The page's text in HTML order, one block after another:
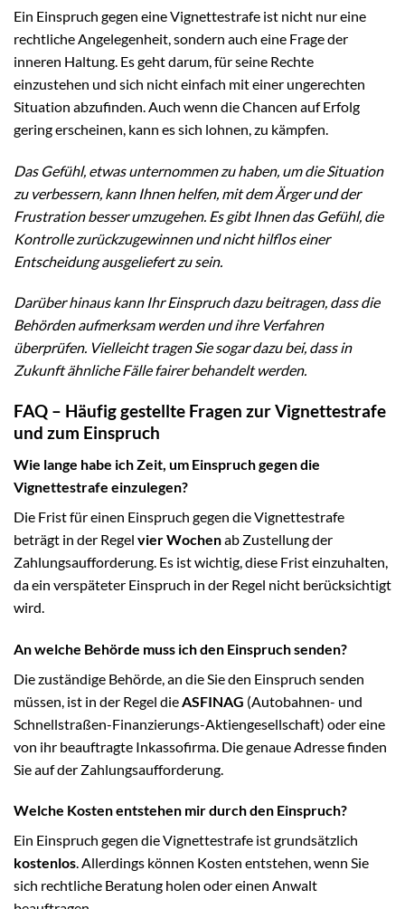
Ein Einspruch gegen eine Vignettestrafe ist nicht nur eine
rechtliche Angelegenheit, sondern auch eine Frage der
inneren Haltung. Es geht darum, für seine Rechte
einzustehen und sich nicht einfach mit einer ungerechten
Situation abzufinden. Auch wenn die Chancen auf Erfolg
gering erscheinen, kann es sich lohnen, zu kämpfen.
Das Gefühl, etwas unternommen zu haben, um die Situation
zu verbessern, kann Ihnen helfen, mit dem Ärger und der
Frustration besser umzugehen. Es gibt Ihnen das Gefühl, die
Kontrolle zurückzugewinnen und nicht hilflos einer
Entscheidung ausgeliefert zu sein.
Darüber hinaus kann Ihr Einspruch dazu beitragen, dass die
Behörden aufmerksam werden und ihre Verfahren
überprüfen. Vielleicht tragen Sie sogar dazu bei, dass in
Zukunft ähnliche Fälle fairer behandelt werden.
FAQ – Häufig gestellte Fragen zur Vignettestrafe
und zum Einspruch
Wie lange habe ich Zeit, um Einspruch gegen die
Vignettestrafe einzulegen?
Die Frist für einen Einspruch gegen die Vignettestrafe
beträgt in der Regel vier Wochenab Zustellung der
Zahlungsaufforderung. Es ist wichtig, diese Frist einzuhalten,
da ein verspäteter Einspruch in der Regel nicht berücksichtigt
wird.
An welche Behörde muss ich den Einspruch senden?
Die zuständige Behörde, an die Sie den Einspruch senden
müssen, ist in der Regel die ASFINAG (Autobahnen- und
Schnellstraßen-Finanzierungs-Aktiengesellschaft) oder eine
von ihr beauftragte Inkassofirma. Die genaue Adresse finden
Sie auf der Zahlungsaufforderung.
Welche Kosten entstehen mir durch den Einspruch?
Ein Einspruch gegen die Vignettestrafe ist grundsätzlich
kostenlos. Allerdings können Kosten entstehen, wenn Sie
sich rechtliche Beratung holen oder einen Anwalt